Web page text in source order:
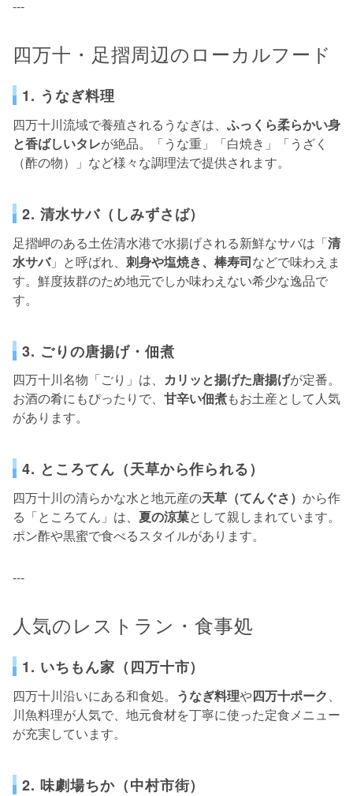
---
四万十・足摺周辺のローカルフード
1. うなぎ料理
四万十川流域で養殖されるうなぎは、 ふっくら柔らかい身
と香ばしいタレが絶品。「うな重」「白焼き」「うざく
（酢の物）」など様々な調理法で提供されます。
2. 清水サバ（しみずさば）
足摺岬のある土佐清水港で水揚げされる新鮮なサバは「清
水サバ」と呼ばれ、 刺身や塩焼き、棒寿司などで味わえま
す。鮮度抜群のため地元でしか味わえない希少な逸品で
す。
3. ごりの唐揚げ・佃煮
四万十川名物「ごり」は、 カリッと揚げた唐揚げが定番。
お酒の肴にもぴったりで、 甘辛い佃煮もお土産として人気
があります。
4. ところてん（天草から作られる）
四万十川の清らかな水と地元産の天草（てんぐさ） から作
る「ところてん」は、 夏の涼菓として親しまれています。
ポン酢や黒蜜で食べるスタイルがあります。
---
人気のレストラン・食事処
1. いちもん家（四万十市）
四万十川沿いにある和食処。 うなぎ料理や四万十ポーク、
川魚料理が人気で、地元食材を丁寧に使った定食メニュー
が充実しています。
2. 味劇場ちか（中村市街）